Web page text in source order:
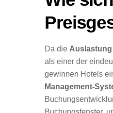
Da die Auslastung
als einer der
gewinnen Hotels
Management-